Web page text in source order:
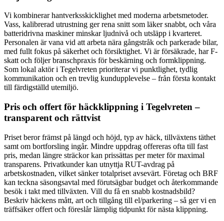
Vi kombinerar hantverksskicklighet med moderna arbetsmetoder.
Vass, kalibrerad utrustning ger rena snitt som läker snabbt, och våra
batteridrivna maskiner minskar ljudnivå och utsläpp i kvarteret.
Personalen är vana vid att arbeta nära gångstråk och parkerade bilar,
med fullt fokus på säkerhet och försiktighet. Vi är försäkrade, har F-
skatt och följer branschpraxis för beskärning och formklippning.
Som lokal aktör i Tegelvreten prioriterar vi punktlighet, tydlig
kommunikation och en trevlig kundupplevelse – från första kontakt
till färdigställd utemiljö.
Pris och offert för häckklippning i Tegelvreten –
transparent och rättvist
Priset beror främst på längd och höjd, typ av häck, tillväxtens täthet
samt om bortforsling ingår. Mindre uppdrag offereras ofta till fast
pris, medan längre sträckor kan prissättas per meter för maximal
transparens. Privatkunder kan utnyttja RUT-avdrag på
arbetskostnaden, vilket sänker totalpriset avsevärt. Företag och BRF
kan teckna säsongsavtal med förutsägbar budget och återkommande
besök i takt med tillväxten. Vill du få en snabb kostnadsbild?
Beskriv häckens mått, art och tillgång till el/parkering – så ger vi en
träffsäker offert och föreslår lämplig tidpunkt för nästa klippning.